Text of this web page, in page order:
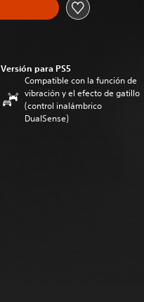
Versión para PS5
Compatible con la función de
vibración y el efecto de gatillo
(control inalámbrico
DualSense)